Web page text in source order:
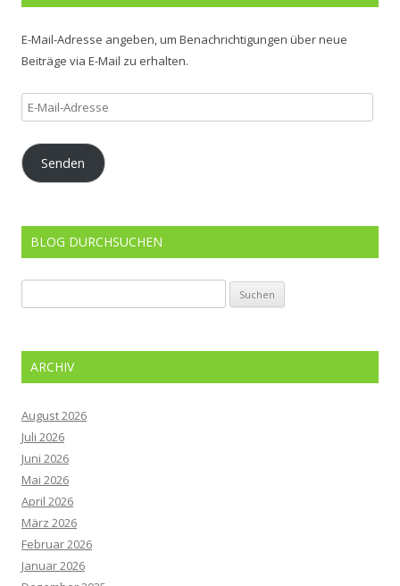
E-Mail-Adresse angeben, um Benachrichtigungen über neue
Beiträge via E-Mail zu erhalten.
E-
Mail-
Adresse
Senden
BLOG DURCHSUCHEN
nach:
ARCHIV
August 2026
Juli 2026
Juni 2026
Mai 2026
April 2026
März 2026
Februar 2026
Januar 2026